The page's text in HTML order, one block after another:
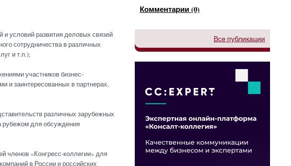
условий развития деловых связей
сотрудничества в различных
и т.п.);
участников бизнес-
и заинтересованных в партнерах,
различных зарубежных
рубежом для обсуждения
членов «Конгресс-коллегии» для
в России и российских
Комментарии (0)
Все публикации